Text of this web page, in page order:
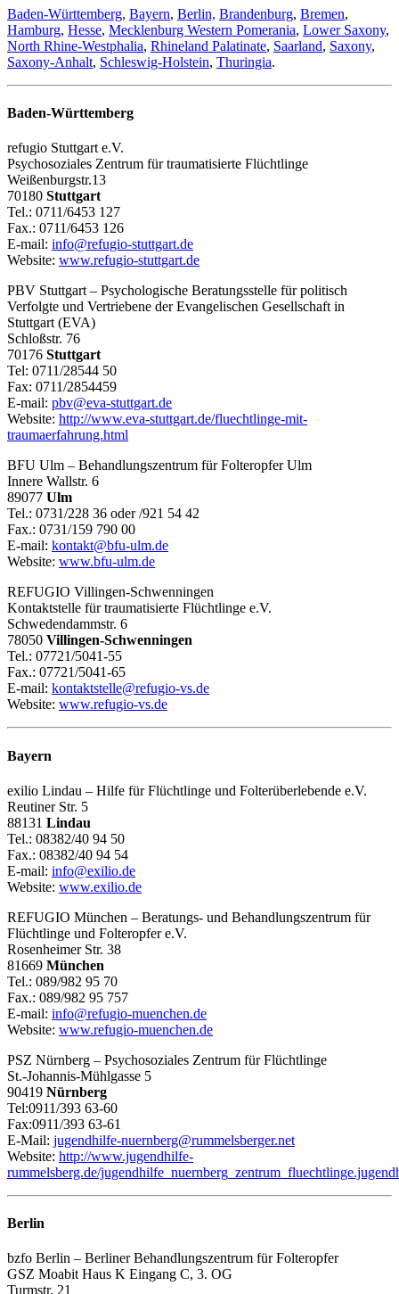
Baden-Württemberg, Bayern, Berlin, Brandenburg, Bremen,
Hamburg, Hesse, Mecklenburg Western Pomerania, Lower Saxony,
North Rhine-Westphalia, Rhineland Palatinate, Saarland, Saxony,
Saxony-Anhalt, Schleswig-Holstein, Thuringia.
Baden-Württemberg
refugio Stuttgart e.V.
Psychosoziales Zentrum für traumatisierte Flüchtlinge
Weißenburgstr.13
70180 Stuttgart
Tel.: 0711/6453 127
Fax.: 0711/6453 126
E-mail: info@refugio-stuttgart.de
Website: www.refugio-stuttgart.de
PBV Stuttgart – Psychologische Beratungsstelle für politisch
Verfolgte und Vertriebene der Evangelischen Gesellschaft in
Stuttgart (EVA)
Schloßstr. 76
70176 Stuttgart
Tel: 0711/28544 50
Fax: 0711/2854459
E-mail: pbv@eva-stuttgart.de
Website: http://www.eva-stuttgart.de/fluechtlinge-mit-
traumaerfahrung.html
BFU Ulm – Behandlungszentrum für Folteropfer Ulm
Innere Wallstr. 6
89077 Ulm
Tel.: 0731/228 36 oder /921 54 42
Fax.: 0731/159 790 00
E-mail: kontakt@bfu-ulm.de
Website: www.bfu-ulm.de
REFUGIO Villingen-Schwenningen
Kontaktstelle für traumatisierte Flüchtlinge e.V.
Schwedendammstr. 6
78050 Villingen-Schwenningen
Tel.: 07721/5041-55
Fax.: 07721/5041-65
E-mail: kontaktstelle@refugio-vs.de
Website: www.refugio-vs.de
Bayern
exilio Lindau – Hilfe für Flüchtlinge und Folterüberlebende e.V.
Reutiner Str. 5
88131 Lindau
Tel.: 08382/40 94 50
Fax.: 08382/40 94 54
E-mail: info@exilio.de
Website: www.exilio.de
REFUGIO München – Beratungs- und Behandlungszentrum für
Flüchtlinge und Folteropfer e.V.
Rosenheimer Str. 38
81669 München
Tel.: 089/982 95 70
Fax.: 089/982 95 757
E-mail: info@refugio-muenchen.de
Website: www.refugio-muenchen.de
PSZ Nürnberg – Psychosoziales Zentrum für Flüchtlinge
St.-Johannis-Mühlgasse 5
90419 Nürnberg
Tel:0911/393 63-60
Fax:0911/393 63-61
E-Mail: jugendhilfe-nuernberg@rummelsberger.net
Website: http://www.jugendhilfe-
rummelsberg.de/
Berlin
bzfo Berlin – Berliner Behandlungszentrum für Folteropfer
GSZ Moabit Haus K Eingang C, 3. OG
Turmstr. 21